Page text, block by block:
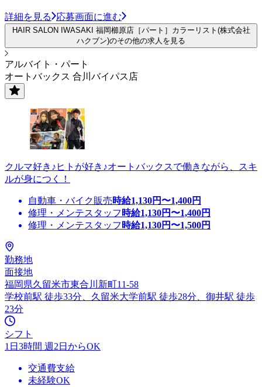
詳細を見る 応募画面に進む
HAIR SALON IWASAKI 福岡櫛原店［パート］カラーリスト(株式会社
ハクブン)のその他の求人を見る
アルバイト・パート
オートバックス 合川バイパス店
クルマ好き♪ヒトが好き♪オートバックスで働きながら、スキ
ルが身につく！
自動車・バイク販売時給1,130円〜1,400円
修理・メンテスタッフ 時給1,130円〜1,400円
修理・メンテスタッフ 時給1,130円〜1,500円
勤務地
面接地
福岡県久留米市東合川新町11-58
学校前駅 徒歩33分、久留米大学前駅 徒歩28分、御井駅 徒歩
23分
シフト
1日3時間 週2日からOK
交通費支給
未経験OK